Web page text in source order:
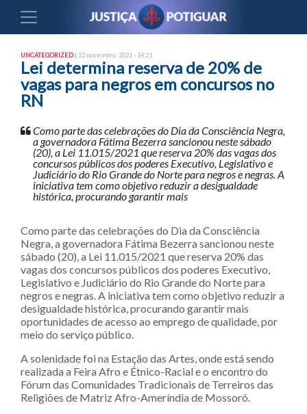
UNCATEGORIZED| 22 novembro, 2021 - 14:21
Lei determina reserva de 20% de
vagas para negros em concursos no
RN
Como parte das celebrações do Dia da Consciência Negra,
a governadora Fátima Bezerra sancionou neste sábado
(20), a Lei 11.015/2021 que reserva 20% das vagas dos
concursos públicos dos poderes Executivo, Legislativo e
Judiciário do Rio Grande do Norte para negros e negras. A
iniciativa tem como objetivo reduzir a desigualdade
histórica, procurando garantir mais
Como parte das celebrações do Dia da Consciência
Negra, a governadora Fátima Bezerra sancionou neste
sábado (20), a Lei 11.015/2021 que reserva 20% das
vagas dos concursos públicos dos poderes Executivo,
Legislativo e Judiciário do Rio Grande do Norte para
negros e negras. A iniciativa tem como objetivo reduzir a
desigualdade histórica, procurando garantir mais
oportunidades de acesso ao emprego de qualidade, por
meio do serviço público.
A solenidade foi na Estação das Artes, onde está sendo
realizada a Feira Afro e Étnico-Racial e o encontro do
Fórum das Comunidades Tradicionais de Terreiros das
Religiões de Matriz Afro-Ameríndia de Mossoró.